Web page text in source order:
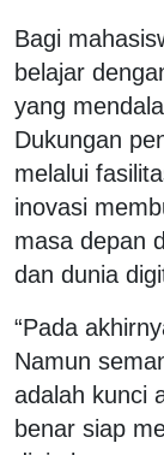
Bagi
belajar
yang
Dukungan
melalui
inovasi
masa depan
dan dunia
“Pada
Namun
adalah kunci
benar siap